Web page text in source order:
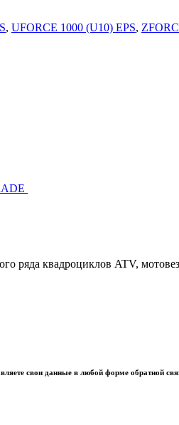
, UFORCE 1000 (U10) EPS,
ряда квадроциклов ATV,
свои данные в любой форме обратной